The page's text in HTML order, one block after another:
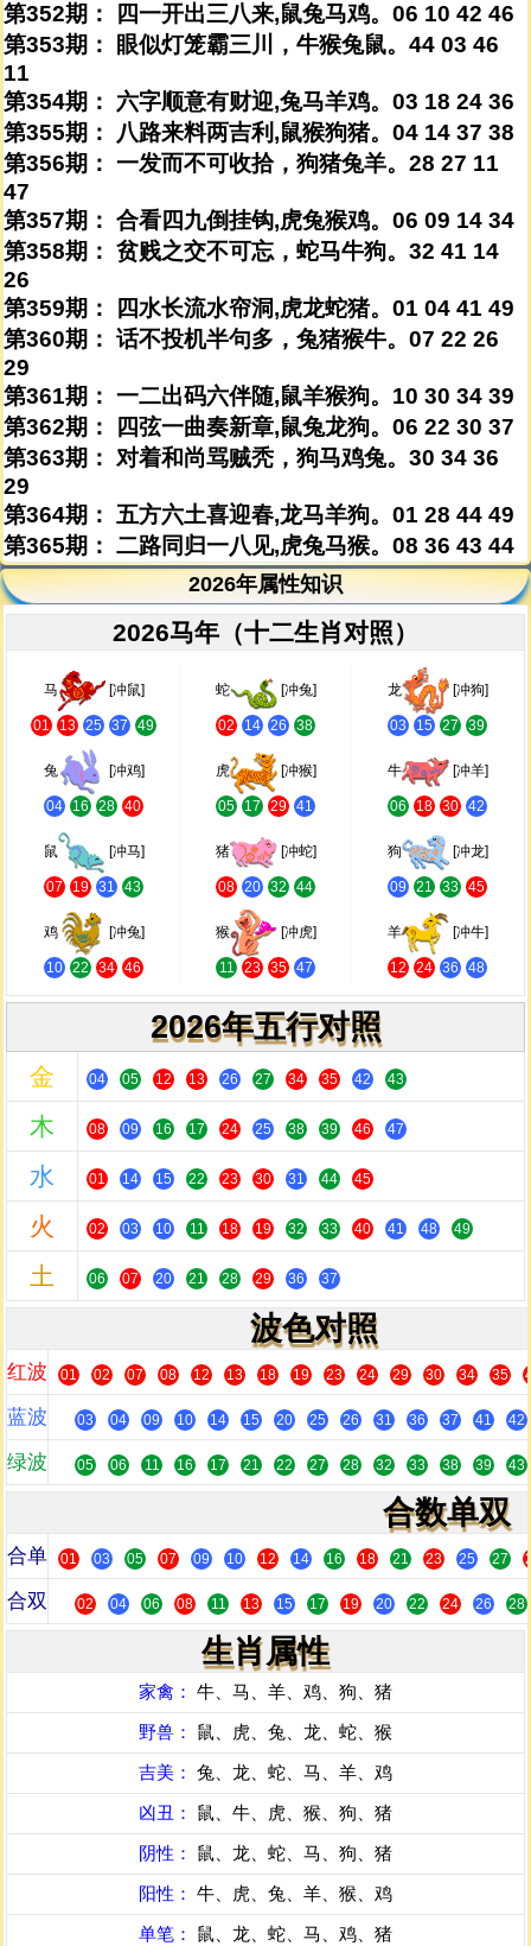
第352期： 四一开出三八来,鼠兔马鸡。06 10 42 46
第353期： 眼似灯笼霸三川，牛猴兔鼠。44 03 46
11
第354期： 六字顺意有财迎,兔马羊鸡。03 18 24 36
第355期： 八路来料两吉利,鼠猴狗猪。04 14 37 38
第356期： 一发而不可收拾，狗猪兔羊。28 27 11
47
第357期： 合看四九倒挂钩,虎兔猴鸡。06 09 14 34
第358期： 贫贱之交不可忘，蛇马牛狗。32 41 14
26
第359期： 四水长流水帘洞,虎龙蛇猪。01 04 41 49
第360期： 话不投机半句多，兔猪猴牛。07 22 26
29
第361期： 一二出码六伴随,鼠羊猴狗。10 30 34 39
第362期： 四弦一曲奏新章,鼠兔龙狗。06 22 30 37
第363期： 对着和尚骂贼秃，狗马鸡兔。30 34 36
29
第364期： 五方六土喜迎春,龙马羊狗。01 28 44 49
第365期： 二路同归一八见,虎兔马猴。08 36 43 44
2026年属性知识
2026马年（十二生肖对照）
马 [冲鼠]
01 13 25 37 49
蛇 [冲兔]
02 14 26 38
龙 [冲狗]
03 15 27 39
兔 [冲鸡]
04 16 28 40
虎 [冲猴]
05 17 29 41
牛 [冲羊]
06 18 30 42
鼠 [冲马]
07 19 31 43
猪 [冲蛇]
08 20 32 44
狗 [冲龙]
09 21 33 45
鸡 [冲兔]
10 22 34 46
猴 [冲虎]
11 23 35 47
羊 [冲牛]
12 24 36 48
2026年五行对照
金 04 05 12 13 26 27 34 35 42 43
木 08 09 16 17 24 25 38 39 46 47
水 01 14 15 22 23 30 31 44 45
火 02 03 10 11 18 19 32 33 40 41 48 49
土 06 07 20 21 28 29 36 37
波色对照
红波 01 02 07 08 12 13 18 19 23 24 29 30 34 35
蓝波 03 04 09 10 14 15 20 25 26 31 36 37 41 42
绿波 05 06 11 16 17 21 22 27 28 32 33 38 39 43
合数单双
合单 01 03 05 07 09 10 12 14 16 18 21 23 25 27
合双 02 04 06 08 11 13 15 17 19 20 22 24 26 28
生肖属性
家禽： 牛、马、羊、鸡、狗、猪
野兽： 鼠、虎、兔、龙、蛇、猴
吉美： 兔、龙、蛇、马、羊、鸡
凶丑： 鼠、牛、虎、猴、狗、猪
阴性： 鼠、龙、蛇、马、狗、猪
阳性： 牛、虎、兔、羊、猴、鸡
单笔： 鼠、龙、蛇、马、鸡、猪